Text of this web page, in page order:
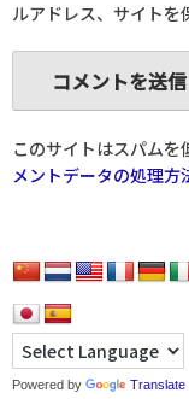
ルアドレス、サイトを
このサイトはスパムを
メントデータの処理方
Powered by Translate